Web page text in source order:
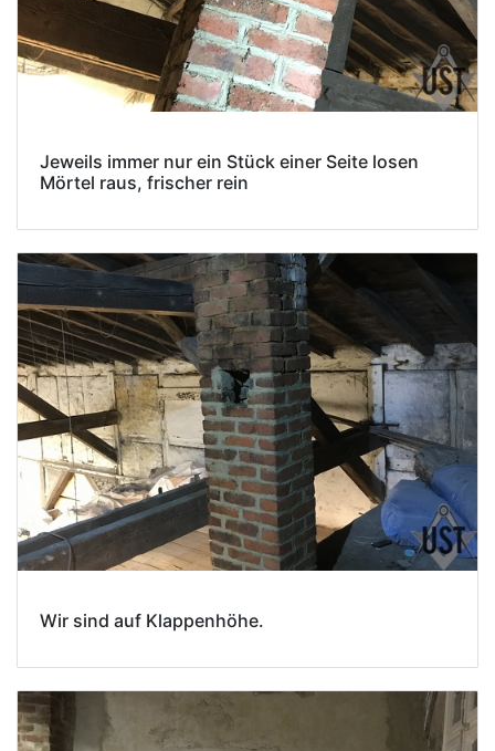
Jeweils immer nur ein Stück einer Seite losen
Mörtel raus, frischer rein
Wir sind auf Klappenhöhe.